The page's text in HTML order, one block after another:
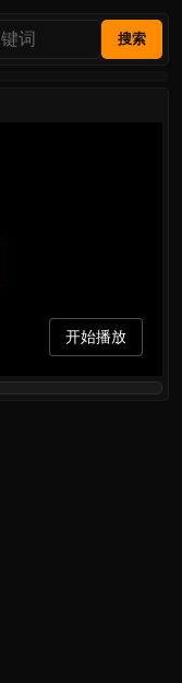
搜索
开始播放